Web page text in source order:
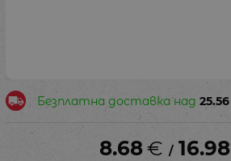
Безплатна доставка над 25.56
8.68€ / 16.98